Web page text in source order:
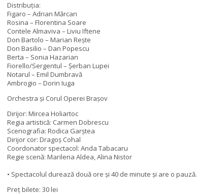
Distribuția:
Figaro – Adrian Mărcan
Rosina – Florentina Soare
Contele Almaviva – Liviu Iftene
Don Bartolo – Marian Rește
Don Basilio – Dan Popescu
Berta – Sonia Hazarian
Fiorello/Sergentul – Șerban Lupei
Notarul – Emil Dumbravă
Ambrogio – Dorin Iuga
Orchestra și Corul Operei Brașov
Dirijor: Mircea Holiartoc
Regia artistică: Carmen Dobrescu
Scenografia: Rodica Garștea
Dirijor cor: Dragoș Cohal
Coordonator spectacol: Anda Tabacaru
Regie scenă: Marilena Aldea, Alina Nistor
• Spectacolul durează două ore și 40 de minute și are o pauză.
Preț bilete: 30 lei